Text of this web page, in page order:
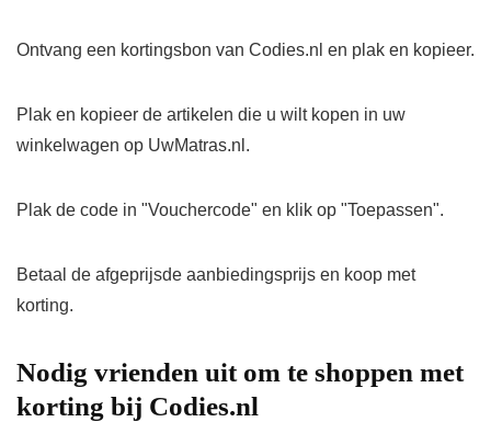
Ontvang een kortingsbon van Codies.nl en plak en kopieer.
Plak en kopieer de artikelen die u wilt kopen in uw
winkelwagen op UwMatras.nl.
Plak de code in "Vouchercode" en klik op "Toepassen".
Betaal de afgeprijsde aanbiedingsprijs en koop met
korting.
Nodig vrienden uit om te shoppen met
korting bij Codies.nl